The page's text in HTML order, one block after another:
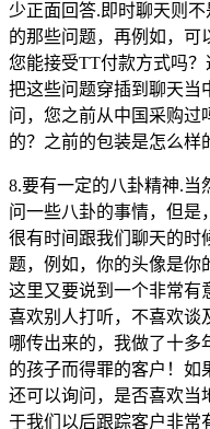
少正面回答.即时聊天则
的那些问题，再例如，可
您能接受TT付款方式吗？
把这些问题穿插到聊天当
问，您之前从中国采购过
的？之前的包装是怎么样
8.要有一定的八卦精神.当
问一些八卦的事情，但是
很有时间跟我们聊天的时
题，例如，你的头像是你
这里又要说到一个非常有
喜欢别人打听，不喜欢谈
哪传出来的，我做了十多
的孩子而得罪的客户！如
还可以询问，是否喜欢当
于我们以后跟踪客户非常